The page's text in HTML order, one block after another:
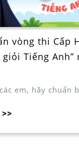
vòng thi Cấp
Tiếng Anh”
em, hãy chuẩn